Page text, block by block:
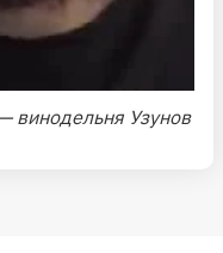
винодельня Узунов